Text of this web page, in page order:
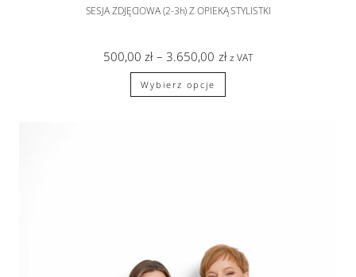
SESJA ZDJĘCIOWA (2-3h) Z OPIEKĄ STYLISTKI
500,00 zł – 3.650,00 zł z VAT
Wybierz opcje